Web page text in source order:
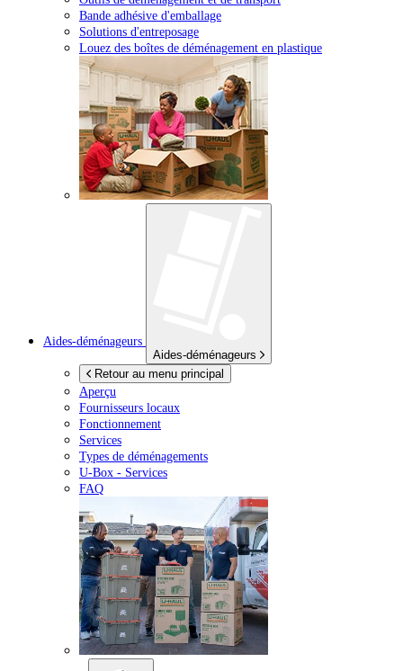
Bande adhésive d'emballage
Solutions d'entreposage
Louez des boîtes de déménagement en plastique
Aides-déménageurs
Aides-déménageurs
Retour au menu principal
Aperçu
Fournisseurs locaux
Fonctionnement
Services
Types de déménagements
U-Box - Services
FAQ